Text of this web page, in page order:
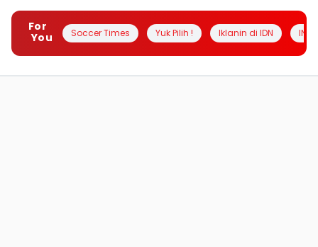
For
You
Soccer Times Yuk Pilih ! Iklanin di IDN